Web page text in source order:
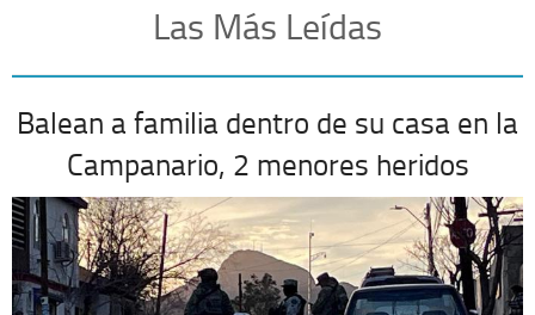
Las Más Leídas
Balean a familia dentro de su casa en la
Campanario, 2 menores heridos